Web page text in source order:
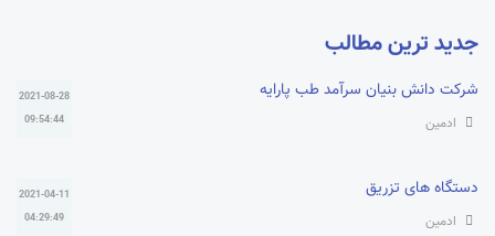
جدید ترین مطالب
2021-08-28
09:54:44
شرکت دانش بنیان سرآمد طب پارایه
ادمین
2021-04-11
04:29:49
دستگاه های تزریق
ادمین